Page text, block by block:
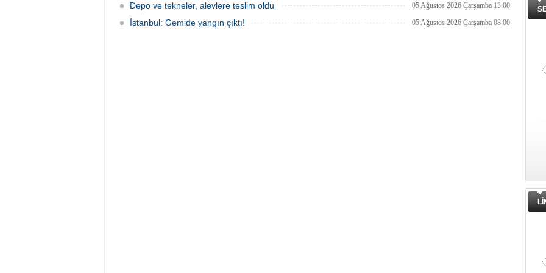
Depo ve tekneler, alevlere teslim oldu 05 Ağustos 2026 Çarşamba 13:00
İstanbul: Gemide yangın çıktı! 05 Ağustos 2026 Çarşamba 08:00